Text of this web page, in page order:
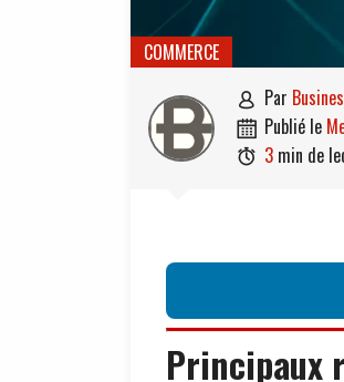
COMMERCE
 par
 publié le
 3 min de
Principaux